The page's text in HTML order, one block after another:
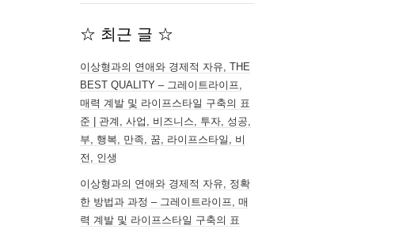
☆ 최근 글 ☆
이상형과의 연애와 경제적 자유, THE
BEST QUALITY – 그레이트라이프,
매력 계발 및 라이프스타일 구축의 표
준 | 관계, 사업, 비즈니스, 투자, 성공,
부, 행복, 만족, 꿈, 라이프스타일, 비
전, 인생
이상형과의 연애와 경제적 자유, 정확
한 방법과 과정 – 그레이트라이프, 매
력 계발 및 라이프스타일 구축의 표